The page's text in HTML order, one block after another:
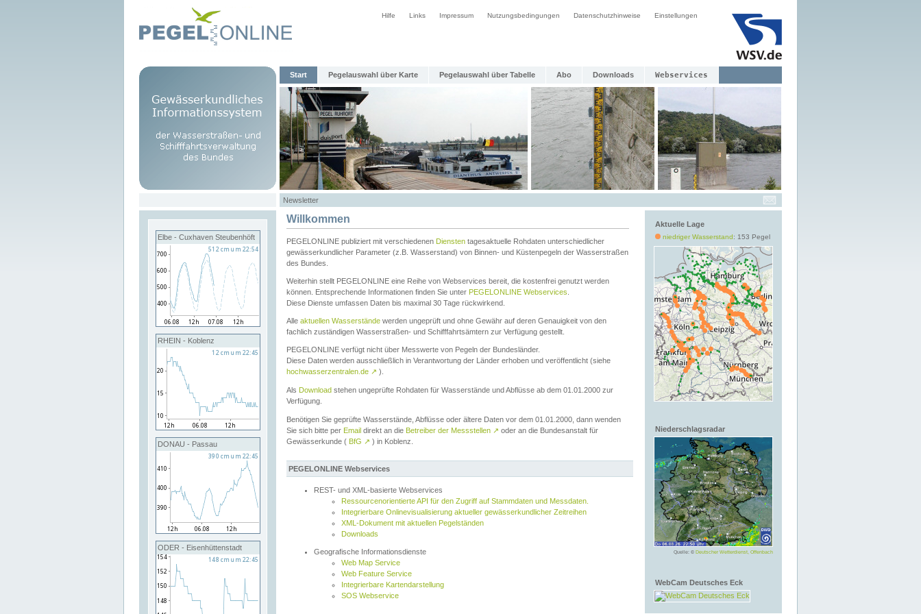
Hilfe Links Impressum Nutzungsbedingungen Datenschutzhinweise Einstellungen
Start Pegelauswahl über Karte Pegelauswahl über Tabelle Abo Downloads Webservices
Newsletter
Elbe - Cuxhaven Steubenhöft
RHEIN - Koblenz
DONAU - Passau
ODER - Eisenhüttenstadt
Aktuelle Lage
niedriger Wasserstand: 153 Pegel
Niederschlagsradar
Quelle: © Deutscher Wetterdienst, Offenbach
WebCam Deutsches Eck
Willkommen
PEGELONLINE publiziert mit verschiedenen Diensten tagesaktuelle Rohdaten unterschiedlicher
gewässerkundlicher Parameter (z.B. Wasserstand) von Binnen- und Küstenpegeln der Wasserstraßen
des Bundes.
Weiterhin stellt PEGELONLINE eine Reihe von Webservices bereit, die kostenfrei genutzt werden
können. Entsprechende Informationen finden Sie unter PEGELONLINE Webservices
Diese Dienste umfassen Daten bis maximal 30 Tage rückwirkend.
Alle aktuellen Wasserstände werden ungeprüft und ohne Gewähr auf deren Genauigkeit von den
fachlich zuständigen Wasserstraßen- und Schifffahrtsämtern zur Verfügung gestellt.
PEGELONLINE verfügt nicht über Messwerte von Pegeln der Bundesländer.
Diese Daten werden ausschließlich in Verantwortung der Länder erhoben und veröffentlicht (siehe
hochwasserzentralen.de ↗ ).
Als Download stehen ungeprüfte Rohdaten für Wasserstände und Abflüsse ab dem 01.01.2000 zur
Verfügung.
Benötigen Sie geprüfte Wasserstände, Abflüsse oder ältere Daten vor dem 01.01.2000, dann wenden
Sie sich bitte per Email direkt an die Betreiber der Messstellen ↗ oder an die Bundesanstalt für
Gewässerkunde ( BfG ↗ ) in Koblenz.
PEGELONLINE Webservices
REST- und XML-basierte Webservices
Ressourcenorientierte API für den Zugriff auf Stammdaten und Messdaten.
Integrierbare Onlinevisualisierung aktueller gewässerkundlicher Zeitreihen
XML-Dokument mit aktuellen Pegelständen
Downloads
Geografische Informationsdienste
Web Map Service
Web Feature Service
Integrierbare Kartendarstellung
SOS Webservice